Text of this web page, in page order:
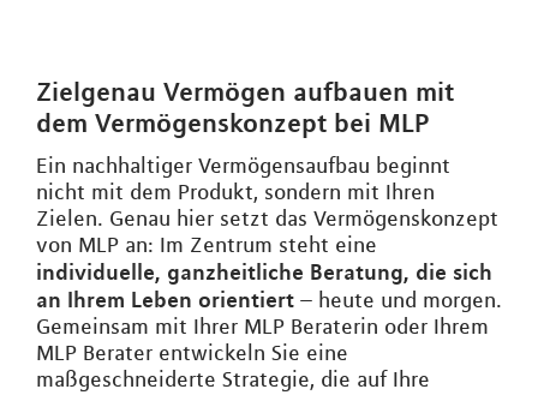
Zielgenau Vermögen aufbauen mit
dem Vermögenskonzept bei MLP
Ein nachhaltiger Vermögensaufbau beginnt
nicht mit dem Produkt, sondern mit Ihren
Zielen. Genau hier setzt das Vermögenskonzept
von MLP an: Im Zentrum steht eine
individuelle, ganzheitliche Beratung, die sich
an Ihrem Leben orientiert – heute und morgen.
Gemeinsam mit Ihrer MLP Beraterin oder Ihrem
MLP Berater entwickeln Sie eine
maßgeschneiderte Strategie, die auf Ihre